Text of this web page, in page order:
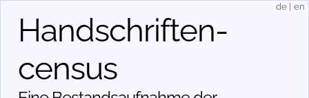
Handschriften­
census
de en